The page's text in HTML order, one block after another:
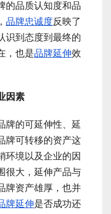
的品质认知度和品
品牌忠诚度反映了
识到态度到最终的
，也是品牌延伸效
因素
牌的可延伸性、延
牌可转移的资产这
环境以及企业的因
很大，延伸产品与
牌资产雄厚，也并
牌延伸是否成功还